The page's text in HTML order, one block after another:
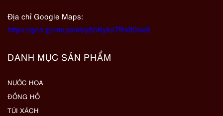
Địa chỉ Google Maps:
https://goo.gl/maps/eby8bKyks7Bx89oa6
DANH MỤC SẢN PHẨM
NƯỚC HOA
ĐỒNG HỒ
TÚI XÁCH